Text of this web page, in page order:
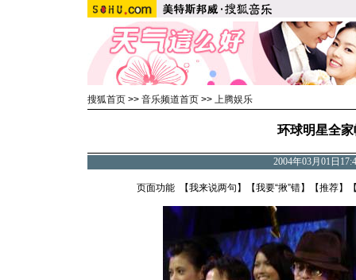
搜狐首页 >> 音乐频道首页 >> 上腾娱乐
环球明星全家
2004年03月01日
页面功能 【我来说两句 】【我要“揪”错】【推荐】